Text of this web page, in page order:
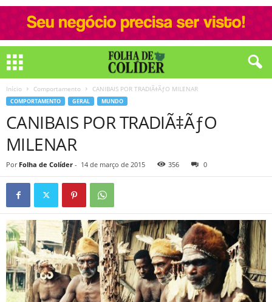
Início Comportamento CANIBAIS POR TRADIÃ‡ÃƒO MILENAR
COMPORTAMENTO GERAL MUNDO
CANIBAIS POR TRADIÃ‡ÃƒO
MILENAR
Por Folha de Colíder - 14 de março de 2015 356 0